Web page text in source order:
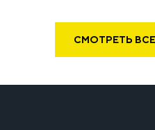
СМОТРЕТЬ